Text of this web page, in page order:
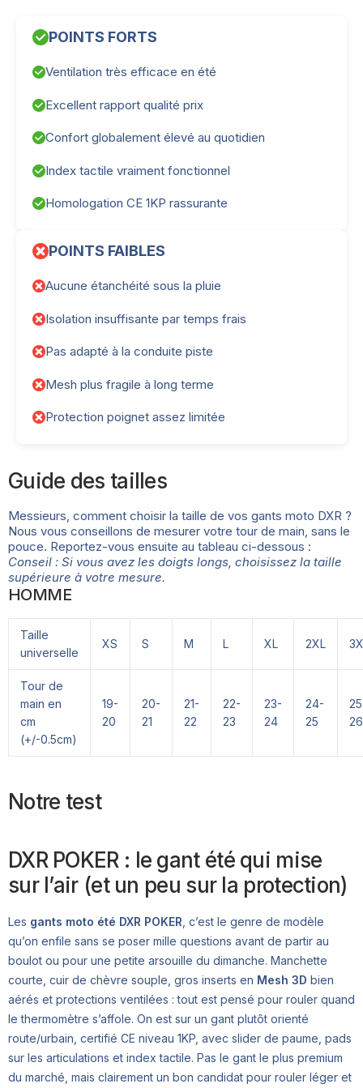
POINTS FORTS
Ventilation très efficace en été
Excellent rapport qualité prix
Confort globalement élevé au quotidien
Index tactile vraiment fonctionnel
Homologation CE 1KP rassurante
POINTS FAIBLES
Aucune étanchéité sous la pluie
Isolation insuffisante par temps frais
Pas adapté à la conduite piste
Mesh plus fragile à long terme
Protection poignet assez limitée
Guide des tailles
Messieurs, comment choisir la taille de vos gants moto DXR ?
Nous vous conseillons de mesurer votre tour de main, sans le
pouce. Reportez-vous ensuite au tableau ci-dessous :
Conseil : Si vous avez les doigts longs, choisissez la taille
supérieure à votre mesure.
HOMME
Taille
universelle
XS S M L XL 2XL
Tour de
main en
cm
(+/-0.5cm)
19-
20
20-
21
21-
22
22-
23
23-
24
24-
25
26
Notre test
DXR POKER : le gant été qui mise
sur l’air (et un peu sur la protection)
Les gants moto été DXR POKER , c’est le genre de modèle
qu’on enfile sans se poser mille questions avant de partir au
boulot ou pour une petite arsouille du dimanche. Manchette
courte, cuir de chèvre souple, gros inserts en Mesh 3D bien
aérés et protections ventilées : tout est pensé pour rouler quand
le thermomètre s’affole. On est sur un gant plutôt orienté
route/urbain, certifié CE niveau 1KP, avec slider de paume, pads
sur les articulations et index tactile. Pas le gant le plus premium
du marché, mais clairement un bon candidat pour rouler léger et